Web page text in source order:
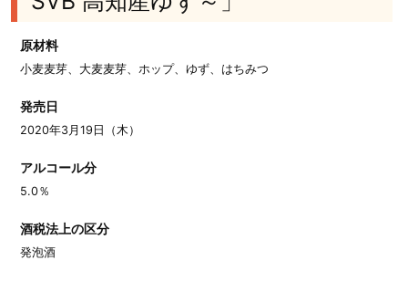
原材料
小麦麦芽、大麦麦芽、ホップ、ゆず、はちみつ
発売日
2020年3月19日（木）
アルコール分
5.0％
酒税法上の区分
発泡酒